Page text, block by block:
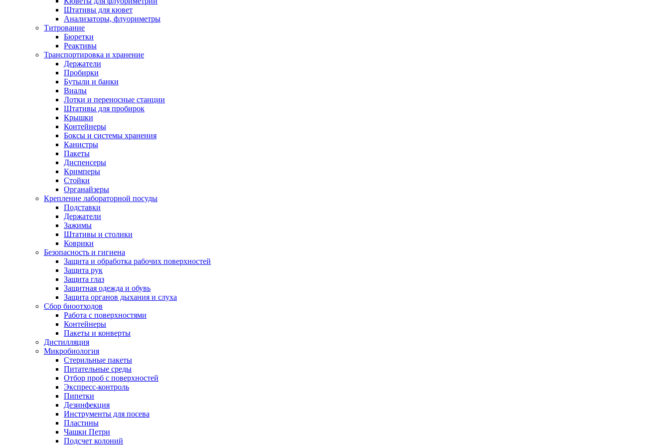
Штативы для кювет
Анализаторы, флуориметры
Титрование
Бюретки
Реактивы
Транспортировка и хранение
Держатели
Пробирки
Бутыли и банки
Виалы
Лотки и переносные станции
Штативы для пробирок
Крышки
Контейнеры
Боксы и системы хранения
Канистры
Пакеты
Диспенсеры
Кримперы
Стойки
Органайзеры
Крепление лабораторной посуды
Подставки
Держатели
Зажимы
Штативы и столики
Коврики
Безопасность и гигиена
Защита и обработка рабочих поверхностей
Защита рук
Защита глаз
Защитная одежда и обувь
Защита органов дыхания и слуха
Сбор биоотходов
Работа с поверхностями
Контейнеры
Пакеты и конверты
Дистилляция
Микробиология
Стерильные пакеты
Питательные среды
Отбор проб с поверхностей
Экспресс-контроль
Пипетки
Дезинфекция
Инструменты для посева
Пластины
Чашки Петри
Подсчет колоний